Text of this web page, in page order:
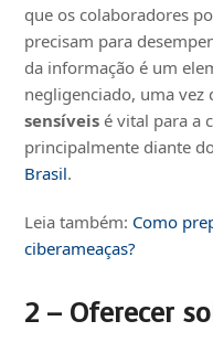
que os colaboradores
precisam para
da informação é um
negligenciado, uma vez
sensíveis é vital para a
principalmente diante
Brasil.
Leia também: Como
ciberameaças?
2 – Oferecer